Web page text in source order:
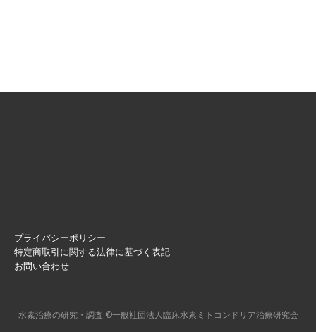
プライバシーポリシー
特定商取引に関する法律に基づく表記
お問い合わせ
⽔素治療の研究・調査 ©一般社団法人臨床水素ミトコンドリア治療研究会